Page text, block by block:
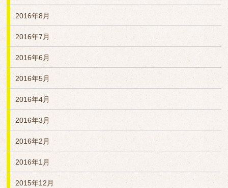
2016年8月
2016年7月
2016年6月
2016年5月
2016年4月
2016年3月
2016年2月
2016年1月
2015年12月